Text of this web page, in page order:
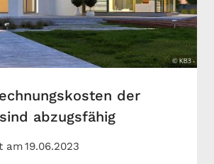
der
abzugsfähig
am19.06.2023